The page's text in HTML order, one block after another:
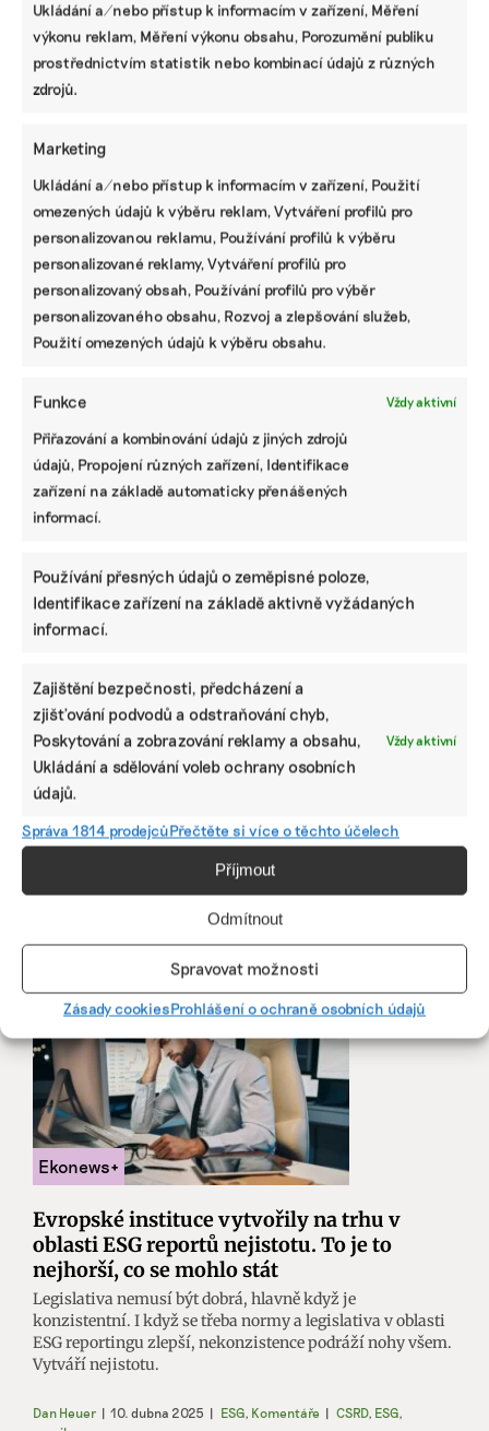
Ukládání a/nebo přístup k informacím v zařízení, Měření
výkonu reklam, Měření výkonu obsahu, Porozumění publiku
prostřednictvím statistik nebo kombinací údajů z různých
zdrojů.
Marketing
Ukládání a/nebo přístup k informacím v zařízení, Použití
omezených údajů k výběru reklam, Vytváření profilů pro
personalizovanou reklamu, Používání profilů k výběru
personalizované reklamy, Vytváření profilů pro
personalizovaný obsah, Používání profilů pro výběr
personalizovaného obsahu, Rozvoj a zlepšování služeb,
Použití omezených údajů k výběru obsahu.
Funkce Vždy aktivní
Přiřazování a kombinování údajů z jiných zdrojů
údajů, Propojení různých zařízení, Identifikace
zařízení na základě automaticky přenášených
informací.
Používání přesných údajů o zeměpisné poloze,
Identifikace zařízení na základě aktivně vyžádaných
informací.
Zajištění bezpečnosti, předcházení a
zjišťování podvodů a odstraňování chyb,
Poskytování a zobrazování reklamy a obsahu,
Ukládání a sdělování voleb ochrany osobních
údajů.
Vždy aktivní
Správa 1814 prodejcůPřečtěte si více o těchto účelech
Příjmout
Odmítnout
Spravovat možnosti
Zásady cookiesProhlášení o ochraně osobních údajů
S narůstajícími přírodními škodami vlivem
změny klimatu se musíme popasovat, říká
expertka Allianz pojišťovny
Allianz pojišťovna stejně jako celý pojišťovací trh čelí
nárůstu přírodních katastrof vlivem klimatické změny.
Více se proto věnuje preventivním opatřením – ať již
edukaci klientů či vylepšování systémů včasného
varování, říká expertka Allianz pojišťovny.
regenerativní zemědělství
Poradenství bych doporučila spíše firmám,
které se v ESG vůbec nevyznají, tvrdí
manažerka firmy Ardon
Výrobce a distributor pracovních a outdoor oděvů, obuvi a
osobních ochranných prostředků Ardon Safety počítal
rok 2025. Investoval do něj podle ESG manažerky Klaudie
Šálkové nemalé prostředky a současný vývoj vnímá
Evropské instituce vytvořily na trhu v
oblasti ESG reportů nejistotu. To je to
nejhorší, co se mohlo stát
Legislativa nemusí být dobrá, hlavně když je
konzistentní. I když se třeba normy a legislativa v oblasti
ESG reportingu zlepší, nekonzistence podráží nohy všem.
Vytváří nejistotu.
Dan Heuer | 10. dubna 2025 | ESG, Komentáře | CSRD, ESG,